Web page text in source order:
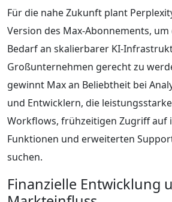
Für die nahe Zukunft plant
Version des Max-Abonnements,
Bedarf an skalierbarer KI-
Großunternehmen gerecht zu
gewinnt Max an Beliebtheit bei
und Entwicklern, die
Workflows, frühzeitigen Zugriff auf
Funktionen und erweiterten
suchen.
Finanzielle Entwicklung